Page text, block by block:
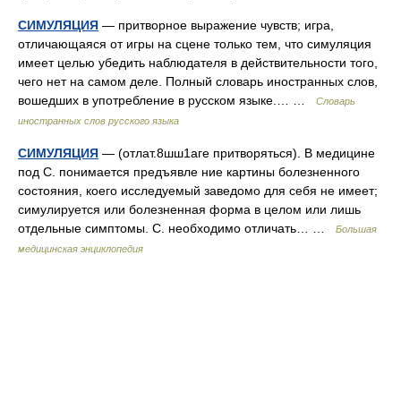
СИМУЛЯЦИЯ — притворное выражение чувств; игра,
отличающаяся от игры на сцене только тем, что симуляция
имеет целью убедить наблюдателя в действительности того,
чего нет на самом деле. Полный словарь иностранных слов,
вошедших в употребление в русском языке.… …
Словарь
иностранных слов русского языка
СИМУЛЯЦИЯ — (отлат.8шш1аге притворяться). В медицине
под С. понимается предъявле ние картины болезненного
состояния, коего исследуемый заведомо для себя не имеет;
симулируется или болезненная форма в целом или лишь
отдельные симптомы. С. необходимо отличать… …
Большая
медицинская энциклопедия